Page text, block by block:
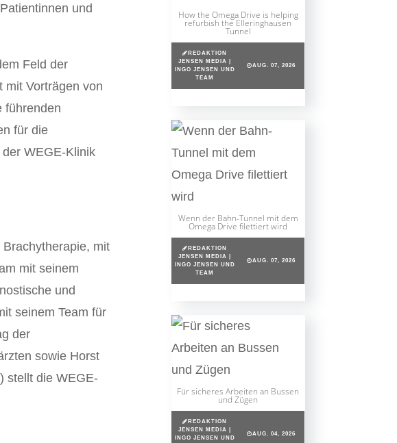
und
Feld der
mit Vorträgen von
führenden
für die
WEGE-Klinik
mit
mit seinem
und
seinem Team für
der
sowie Horst
stellt die WEGE-
How the Omega Drive is helping
refurbish the Elleringhausen
Tunnel
REDAKTION
JENSEN MEDIA |
INGO JENSEN UND
TEAM
AUG. 07, 2026
Wenn der Bahn-Tunnel mit dem
Omega Drive filettiert wird
REDAKTION
JENSEN MEDIA |
INGO JENSEN UND
TEAM
AUG. 07, 2026
Für sicheres Arbeiten an Bussen
und Zügen
REDAKTION
JENSEN MEDIA |
INGO JENSEN UND
AUG. 04, 2026